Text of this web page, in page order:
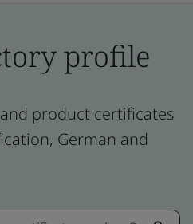
profile
product certificates
German and